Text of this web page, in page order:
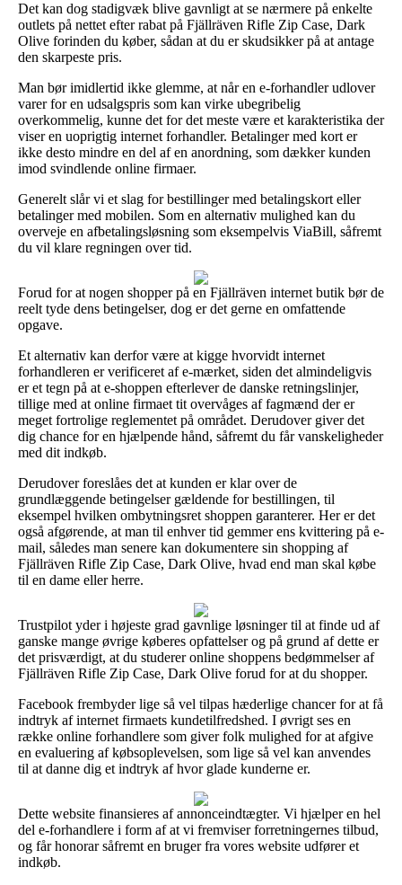
Det kan dog stadigvæk blive gavnligt at se nærmere på enkelte
outlets på nettet efter rabat på Fjällräven Rifle Zip Case, Dark
Olive forinden du køber, sådan at du er skudsikker på at antage
den skarpeste pris.
Man bør imidlertid ikke glemme, at når en e-forhandler udlover
varer for en udsalgspris som kan virke ubegribelig
overkommelig, kunne det for det meste være et karakteristika der
viser en uoprigtig internet forhandler. Betalinger med kort er
ikke desto mindre en del af en anordning, som dækker kunden
imod svindlende online firmaer.
Generelt slår vi et slag for bestillinger med betalingskort eller
betalinger med mobilen. Som en alternativ mulighed kan du
overveje en afbetalingsløsning som eksempelvis ViaBill, såfremt
du vil klare regningen over tid.
Forud for at nogen shopper på en Fjällräven internet butik bør de
reelt tyde dens betingelser, dog er det gerne en omfattende
opgave.
Et alternativ kan derfor være at kigge hvorvidt internet
forhandleren er verificeret af e-mærket, siden det almindeligvis
er et tegn på at e-shoppen efterlever de danske retningslinjer,
tillige med at online firmaet tit overvåges af fagmænd der er
meget fortrolige reglementet på området. Derudover giver det
dig chance for en hjælpende hånd, såfremt du får vanskeligheder
med dit indkøb.
Derudover foreslåes det at kunden er klar over de
grundlæggende betingelser gældende for bestillingen, til
eksempel hvilken ombytningsret shoppen garanterer. Her er det
også afgørende, at man til enhver tid gemmer ens kvittering på e-
mail, således man senere kan dokumentere sin shopping af
Fjällräven Rifle Zip Case, Dark Olive, hvad end man skal købe
til en dame eller herre.
Trustpilot yder i højeste grad gavnlige løsninger til at finde ud af
ganske mange øvrige køberes opfattelser og på grund af dette er
det prisværdigt, at du studerer online shoppens bedømmelser af
Fjällräven Rifle Zip Case, Dark Olive forud for at du shopper.
Facebook frembyder lige så vel tilpas hæderlige chancer for at få
indtryk af internet firmaets kundetilfredshed. I øvrigt ses en
række online forhandlere som giver folk mulighed for at afgive
en evaluering af købsoplevelsen, som lige så vel kan anvendes
til at danne dig et indtryk af hvor glade kunderne er.
Dette website finansieres af annonceindtægter. Vi hjælper en hel
del e-forhandlere i form af at vi fremviser forretningernes tilbud,
og får honorar såfremt en bruger fra vores website udfører et
indkøb.